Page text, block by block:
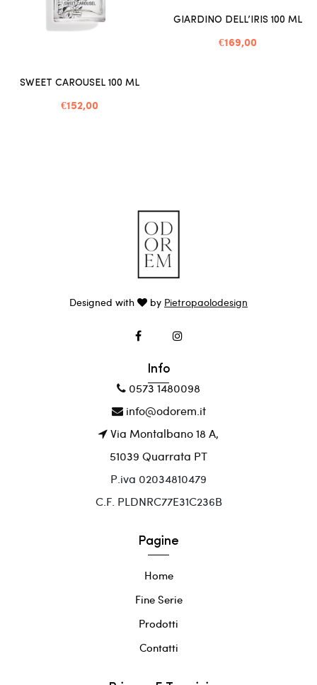
SWEET CAROUSEL 100 ML
€152,00
GIARDINO DELL’IRIS 100 ML
€169,00
Designed with by Pietropaolodesign
Info
0573 1480098
info@odorem.it
Via Montalbano 18 A,
51039 Quarrata PT
P.iva 02034810479
C.F. PLDNRC77E31C236B
Pagine
Home
Fine Serie
Prodotti
Contatti